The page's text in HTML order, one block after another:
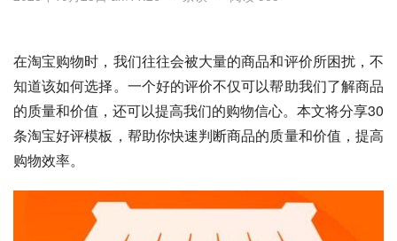
在淘宝购物时，我们往往会被大量的商品和评价所困扰，不
知道该如何选择。一个好的评价不仅可以帮助我们了解商品
的质量和价值，还可以提高我们的购物信心。本文将分享30
条淘宝好评模板，帮助你快速判断商品的质量和价值，提高
购物效率。